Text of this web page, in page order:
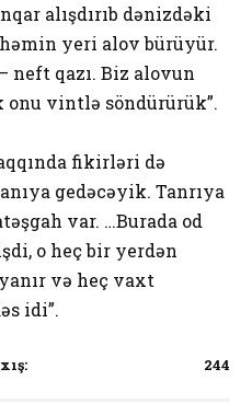
alışdırıb dənizdəki
yeri alov bürüyür.
neft qazı. Biz alovun
vintlə söndürürük”.
fikirləri də
gedəcəyik. Tanrıya
var. …Burada od
o heç bir yerdən
və heç vaxt
idi”.
244